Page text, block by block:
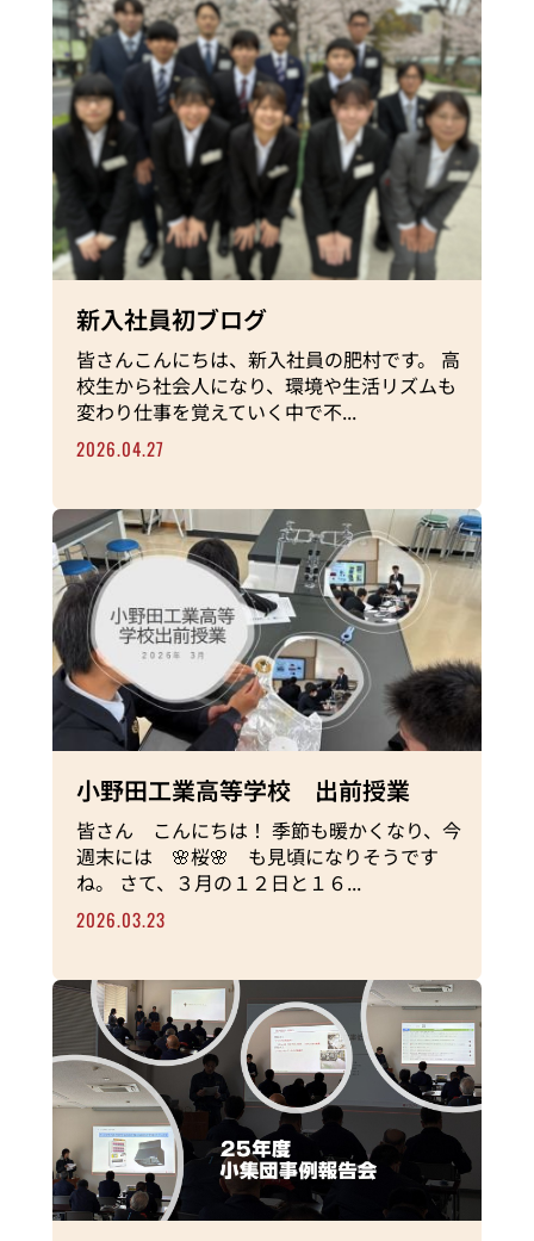
新入社員初ブログ
皆さんこんにちは、新入社員の肥村です。 高
校生から社会人になり、環境や生活リズムも
変わり仕事を覚えていく中で不...
2026.04.27
小野田工業高等学校 出前授業
皆さん こんにちは！ 季節も暖かくなり、今
週末には 🌸桜🌸 も見頃になりそうです
ね。 さて、３月の１２日と１６...
2026.03.23